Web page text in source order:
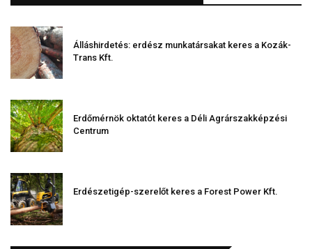
Álláshirdetés: erdész munkatársakat keres a Kozák-
Trans Kft.
Erdőmérnök oktatót keres a Déli Agrárszakképzési
Centrum
Erdészetigép-szerelőt keres a Forest Power Kft.